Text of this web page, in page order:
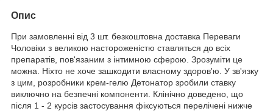
Опис
При замовленні від 3 шт. безкоштовна доставка Переваги
Чоловіки з великою настороженістю ставляться до всіх
препаратів, пов'язаним з інтимною сферою. Зрозуміти це
можна. Ніхто не хоче зашкодити власному здоров'ю. У зв'язку
з цим, розробники крем-гелю Детонатор зробили ставку
виключно на безпечні компоненти. Клінічно доведено, що
після 1 - 2 курсів застосування фіксуються перелічені нижче